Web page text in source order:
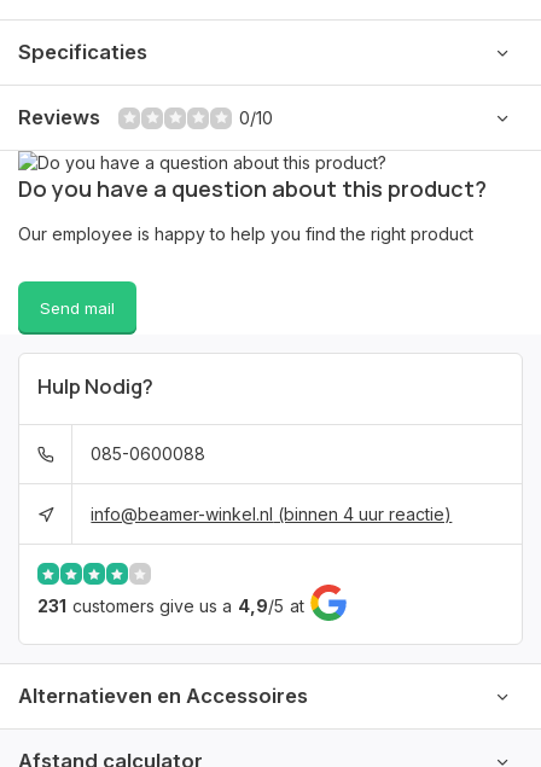
Specificaties
Reviews 0/10
Do you have a question about this product?
Our employee is happy to help you find the right product
Send mail
Hulp Nodig?
085-0600088
info@beamer-winkel.nl (binnen 4 uur reactie)
231 customers give us a 4,9/5 at
Alternatieven en Accessoires
Afstand calculator